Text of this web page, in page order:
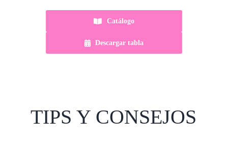
Catálogo
Descargar tabla
TIPS Y CONSEJOS